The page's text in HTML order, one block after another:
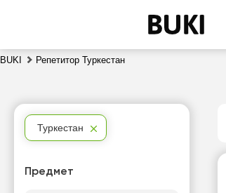
BUKI Репетитор Туркестан
Туркестан
Предмет